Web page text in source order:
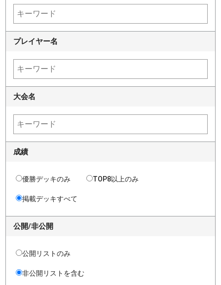
プレイヤー名
大会名
成績
優勝デッキのみ TOP8以上のみ
掲載デッキすべて
公開/非公開
公開リストのみ
非公開リストを含む